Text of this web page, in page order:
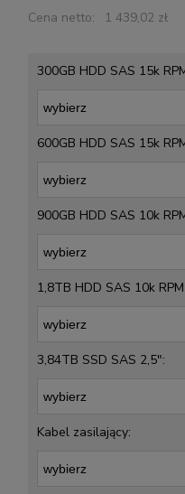
Cena netto: 1 439,02 zł
300GB HDD SAS 15k
600GB HDD SAS 15k
900GB HDD SAS 10k
1,8TB HDD SAS 10k
3,84TB SSD SAS 2,5":
Kabel zasilający: